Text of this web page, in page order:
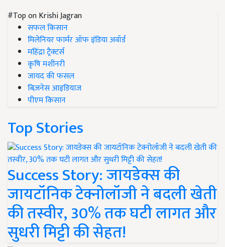
#Top on Krishi Jagran
सफल किसान
मिलेनियर फार्मर ऑफ इंडिया अवॉर्ड
महिंद्रा ट्रैक्टर्स
कृषि मशीनरी
जायद की फसल
बिज़नेस आइडियाज
पीएम किसान
Top Stories
Success Story: जायडेक्स की
जायटॉनिक टेक्नोलॉजी ने बदली खेती
की तस्वीर, 30% तक घटी लागत और
सुधरी मिट्टी की सेहत!